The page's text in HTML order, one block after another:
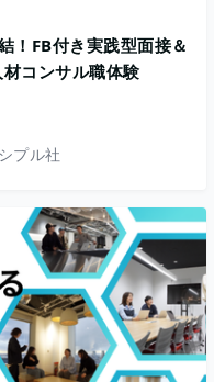
！FB付き実践型面接＆
コンサル職体験
プル社